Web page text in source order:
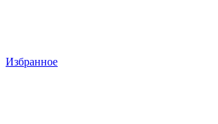
Избранное